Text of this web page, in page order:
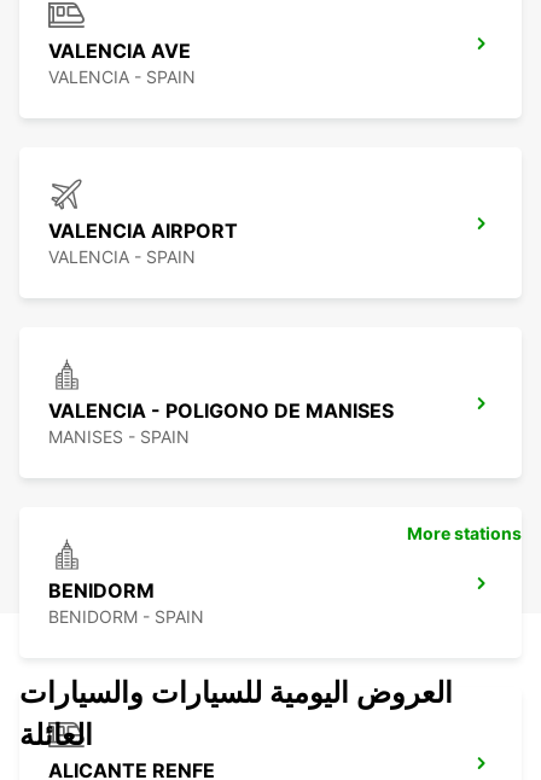
VALENCIA AVE
VALENCIA - SPAIN
VALENCIA AIRPORT
VALENCIA - SPAIN
VALENCIA - POLIGONO DE MANISES
MANISES - SPAIN
BENIDORM
BENIDORM - SPAIN
ALICANTE RENFE
More stations
العروض اليومية للسيارات والسيارات
العائلة